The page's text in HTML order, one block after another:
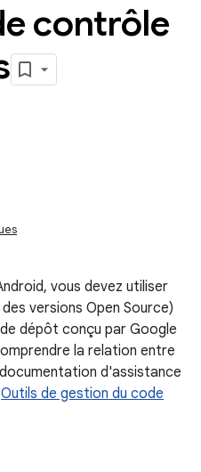
contrôle
vous devez utiliser
versions Open Source)
dépôt conçu par Google
la relation entre
d'assistance
Outils de gestion du code